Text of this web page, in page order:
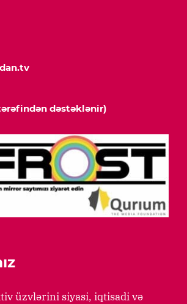
dəstəklənir)
üzvlərini siyasi, iqtisadi və